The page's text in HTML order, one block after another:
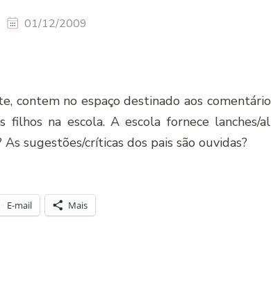
01/12/2009
contem no espaço destinado aos
filhos na escola. A escola fornece lanches/
sugestões/críticas dos pais são ouvidas?
E-mail Mais